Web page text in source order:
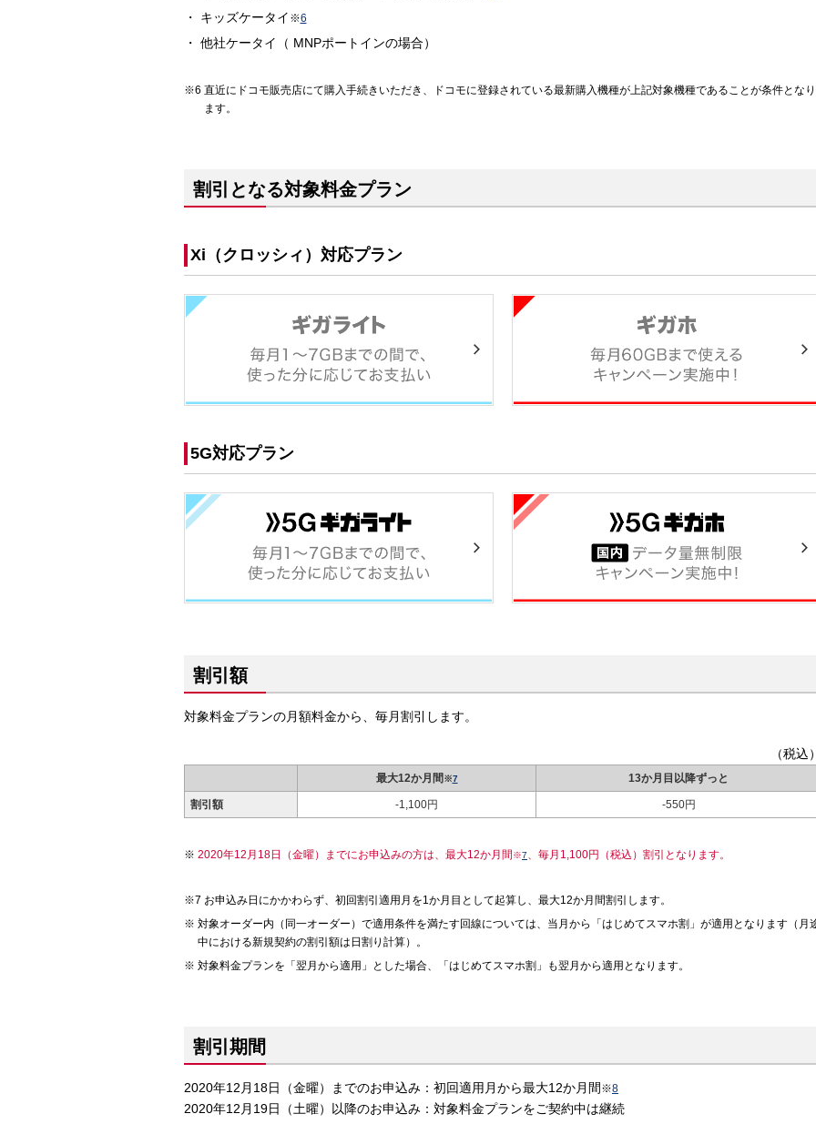
キッズケータイ ※6
他社ケータイ（ MNPポートインの場合）
直近にドコモ販売店にて購入手続きいただき、ドコモに登録されている最新購入機種が上記対象機種であることが条件となり
ます。
割引となる対象料金プラン
Xi（クロッシィ）対応プラン
5G対応プラン
割引額
対象料金プランの月額料金から、毎月割引します。
（税込
最大12か月間※7 13か月目以降ずっと
割引額 -1,100円 -550円
2020年12月18日（金曜）までにお申込みの方は、最大12か月間※7、毎月1,100円（税込）割引となります。
お申込み日にかかわらず、初回割引適用月を1か月目として起算し、最大12か月間割引します。
対象オーダー内（同一オーダー）で適用条件を満たす回線については、当月から「はじめてスマホ割」が適用となります（月
中における新規契約の割引額は日割り計算）。
対象料金プランを「翌月から適用」とした場合、「はじめてスマホ割」も翌月から適用となります。
割引期間
2020年12月18日（金曜）までのお申込み：初回適用月から最大12か月間 ※8
2020年12月19日（土曜）以降のお申込み：対象料金プランをご契約中は継続